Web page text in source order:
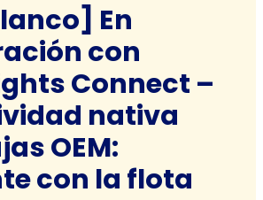
En
con
Connect –
nativa
OEM:
con la flota